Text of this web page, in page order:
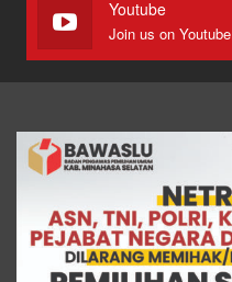
Youtube
Join us on Youtube